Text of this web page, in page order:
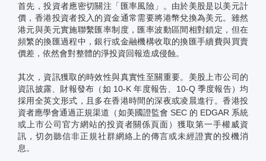
首先，投資者應密切關注「匯率風險」。由於美股是以美元計
價，香港投資者投入的資金通常需要將港幣兌換為美元。雖然
港元與美元實施聯繫匯率制度，匯率波動區間相對鎖定，但在
頻繁的換匯過程中，銀行或金融機構收取的換匯手續費與買賣
價差，依然會對整體的淨投資回報造成侵蝕。
其次，資訊獲取的時效性與真實性至關重要。美股上市公司的
資訊披露、財報發布（如 10-K 年度報告、10-Q 季度報告）均
採用全英文形式，且多在香港時間的深夜或凌晨進行。香港投
資者應學會通過正規渠道（如美國證監會 SEC 的 EDGAR 系統
或上市公司官方網站的投資者關係頁面）獲取第一手權威資
訊，切勿聽信非正規社群網絡上的傳言或未經證實的投機消
息。